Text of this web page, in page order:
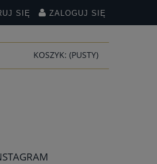
SIĘ ZALOGUJ SIĘ
KOSZYK: (PUSTY)